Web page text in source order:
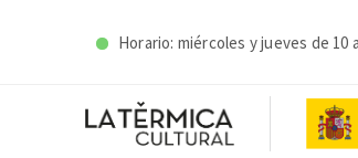
Horario: miércoles y jueves de 10